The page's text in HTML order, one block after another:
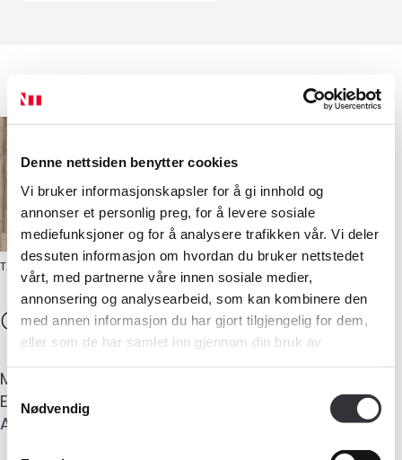
Denne nettsiden benytter cookies
Vi bruker informasjonskapsler for å gi innhold og
annonser et personlig preg, for å levere sosiale
mediefunksjoner og for å analysere trafikken vår. Vi deler
dessuten informasjon om hvordan du bruker nettstedet
vårt, med partnerne våre innen sosiale medier,
annonsering og analysearbeid, som kan kombinere den
med annen informasjon du har gjort tilgjengelig for dem,
eller som de har samlet inn gjennom din bruk av
Nødvendig
Medlemskap
Kurs og konferanser
TAKSTINGENIØR
Ole-Jonny Kalstad
Mobil
E-post: post@takst-innlandet.no
Adresse
Vest Torpvegen 41